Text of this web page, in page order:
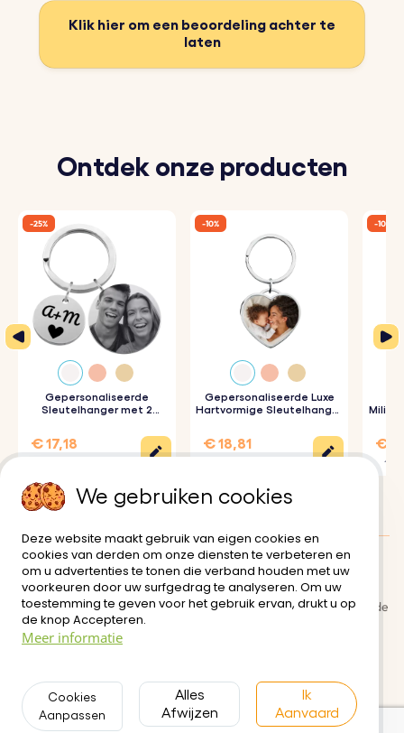
Klik hier om een beoordeling achter te
laten
Ontdek onze producten
Gepersonaliseerde
Sleutelhanger met 2
€ 17,18
-25%
Gepersonaliseerde Luxe
Hartvormige Sleutelhanger
€ 18,81
-10%
€
€
-10%
Bezorging
Algemene gebruiksvoorwaarde
Privacybeleid
Neem contact met ons op
Klanten Beoordelingen: 5/5
We gebruiken cookies
Deze website maakt gebruik van eigen cookies en
cookies van derden om onze diensten te verbeteren en
om u advertenties te tonen die verband houden met uw
voorkeuren door uw surfgedrag te analyseren. Om uw
toestemming te geven voor het gebruik ervan, drukt u op
de knop Accepteren.
Meer informatie
Cookies
Aanpassen
Alles
Afwijzen
Ik
Aanvaard